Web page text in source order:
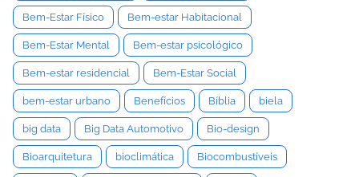
Bem-Estar Físico Bem-estar Habitacional
Bem-Estar Mental Bem-estar psicológico
Bem-estar residencial Bem-Estar Social
bem-estar urbano Benefícios Bíblia biela
big data Big Data Automotivo Bio-design
Bioarquitetura bioclimática Biocombustíveis